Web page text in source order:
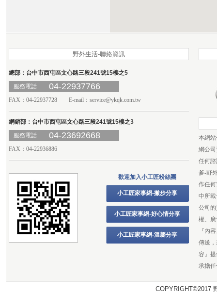
野外生活-聯絡資訊
總部：台中市西屯區文心路三段241號15樓之5
服務電話
04-22937766
FAX：04-22937728 E-mail： service@ykqk.com.tw
網銷部：台中市西屯區文心路三段241號15樓之3
服務電話
04-23692668
FAX：04-22936886
歡迎加入小工匠粉絲團
小工匠家事網-撇步分享
小工匠家事網-好心情分享
小工匠家事網-溫馨分享
本網
網公
任何
爹-野
作任
中所
公司
權、
『內
傳送
容』
承擔